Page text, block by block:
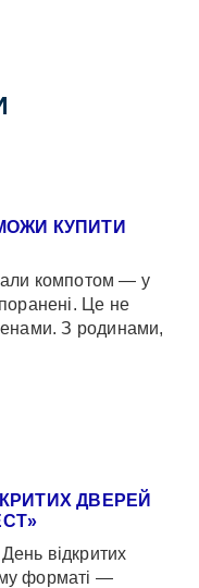
КУПИТИ
компотом — у
Це не
З родинами,
ДВЕРЕЙ
відкритих
форматі —